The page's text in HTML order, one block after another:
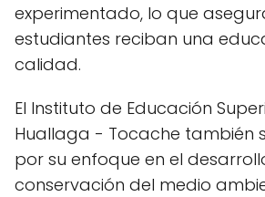
experimentado, lo que
estudiantes reciban una
calidad.
El Instituto de Educación
Huallaga - Tocache también
por su enfoque en el
conservación del medio